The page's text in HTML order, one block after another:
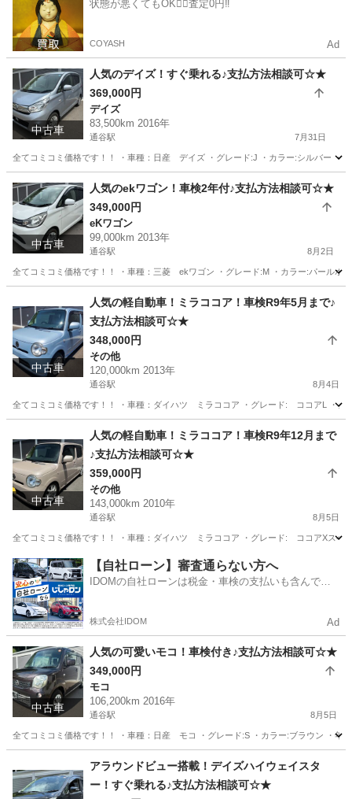
状態が悪くてもOK🙆‍♀️査定0円‼️
COYASH Ad
中古車
人気のデイズ！すぐ乗れる♪支払方法相談可☆★
369,000円
デイズ
83,500km 2016年
通谷駅 7月31日
全てコミコミ価格です！！ ・車種：日産 デイズ ・グレード:J ・カラー:シルバー ・
福岡 中間市 通谷駅 デイズ 走行距離
中古車
人気のekワゴン！車検2年付♪支払方法相談可☆★
349,000円
eKワゴン
99,000km 2013年
通谷駅 8月2日
全てコミコミ価格です！！ ・車種：三菱 ekワゴン ・グレード:M ・カラー:パールホ
通谷駅 eKワゴン
中古車
人気の軽自動車！ミラココア！車検R9年5月まで♪
支払方法相談可☆★
348,000円
その他
120,000km 2013年
通谷駅 8月4日
全てコミコミ価格です！！ ・車種：ダイハツ ミラココア ・グレード: ココアL ・カ
通谷駅 その他 ミラココア
中古車
人気の軽自動車！ミラココア！車検R9年12月まで
♪支払方法相談可☆★
359,000円
その他
143,000km 2010年
通谷駅 8月5日
全てコミコミ価格です！！ ・車種：ダイハツ ミラココア ・グレード: ココアXスペ
福岡 中間市 通谷駅 その他 ミラココア
【自社ローン】審査通らない方へ
IDOMの自社ローンは税金・車検の支払いも含んでい
株式会社IDOM Ad
中古車
人気の可愛いモコ！車検付き♪支払方法相談可☆★
349,000円
モコ
106,200km 2016年
通谷駅 8月5日
全てコミコミ価格です！！ ・車種：日産 モコ ・グレード:S ・カラー:ブラウン ・年
通谷駅 モコ 走行距離
アラウンドビュー搭載！デイズハイウェイスタ
ー！すぐ乗れる♪支払方法相談可☆★